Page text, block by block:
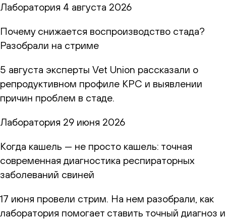
Лаборатория 4 августа 2026
Почему снижается воспроизводство стада?
Разобрали на стриме
5 августа эксперты Vet Union рассказали о
репродуктивном профиле КРС и выявлении
причин проблем в стаде.
Лаборатория 29 июня 2026
Когда кашель — не просто кашель: точная
современная диагностика респираторных
заболеваний свиней
17 июня провели стрим. На нем разобрали, как
лаборатория помогает ставить точный диагноз и